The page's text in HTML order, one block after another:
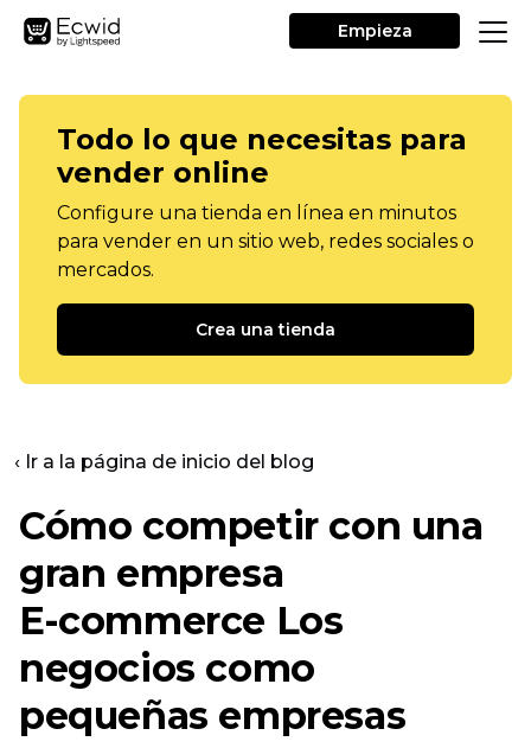
Empieza
Todo lo que necesitas para
vender online
Configure una tienda en línea en minutos
para vender en un sitio web, redes sociales o
mercados.
Crea una tienda
‹ Ir a la página de inicio del blog
Cómo competir con una
gran empresa
E-commerce Los
negocios como
pequeñas empresas